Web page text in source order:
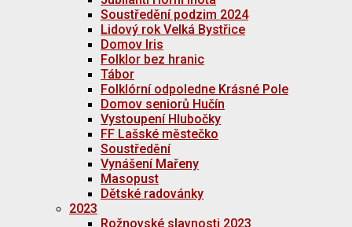
Soustředění podzim 2024
Lidový rok Velká Bystřice
Domov Iris
Folklor bez hranic
Tábor
Folklórní odpoledne Krásné Pole
Domov seniorů Hučín
Vystoupení Hlubočky
FF Lašské městečko
Soustředění
Vynášení Mařeny
Masopust
Dětské radovánky
2023
Rožnovské slavnosti 2023